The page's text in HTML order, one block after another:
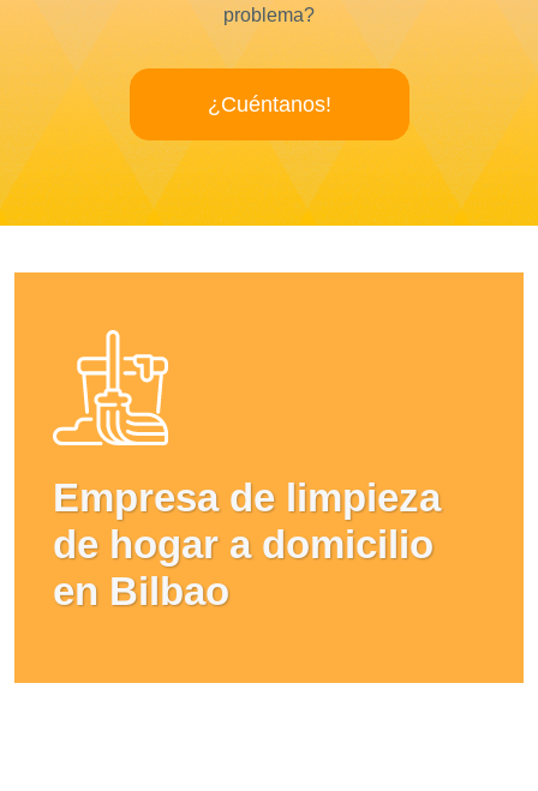
problema?
¿Cuéntanos!
Empresa de limpieza
de hogar a domicilio
en Bilbao